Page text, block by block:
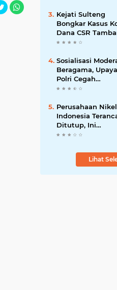
Kejati Sulteng
Bongkar Kasus
Dana CSR
Sekdes
Sosialisasi
Beragama,
Polri Cegah
Radikalisme di
Perusahaan
Indonesia
Ditutup, Ini
Pernyataan Luhut
Lihat